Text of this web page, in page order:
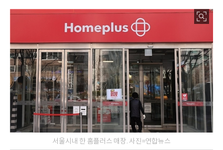
서울시내 한 홈플러스 매장. 사진=연합뉴스